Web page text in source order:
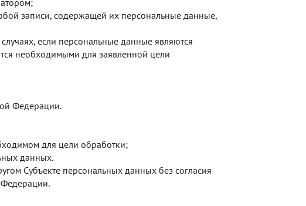
записи, содержащей их персональные данные,
если персональные данные являются
необходимыми для заявленной цели
Федерации.
для цели обработки;
данных.
Субъекте персональных данных без согласия
Федерации.